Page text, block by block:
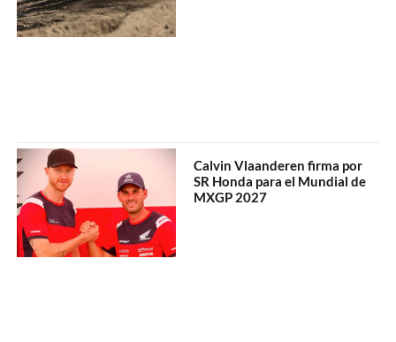
Calvin Vlaanderen firma por
SR Honda para el Mundial de
MXGP 2027